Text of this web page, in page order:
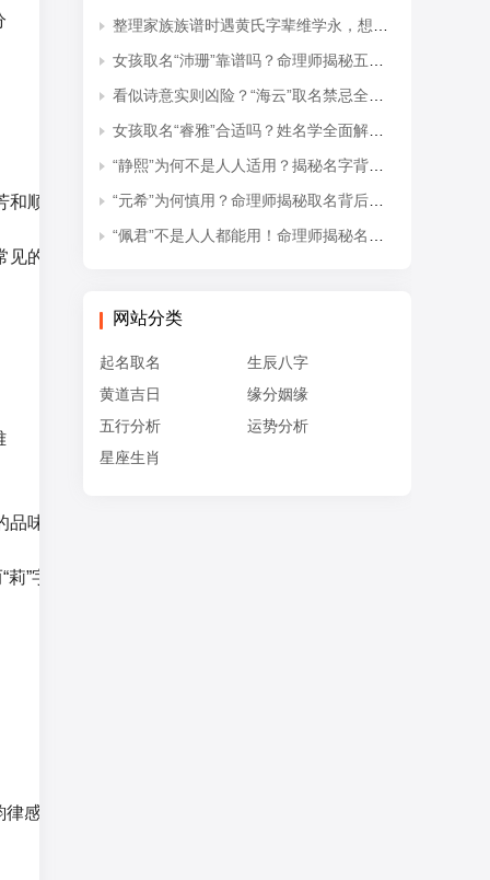
顺利。因此，莉字用作名字时，寓指女孩如茉莉花般美丽动
的优选字。
味和独特的魅力。
”字则赋予了名字更多的女性化和美丽寓意，与女孩的形象
感，非常适合作为女孩的名字。
整理家族族谱时遇黄氏字辈维学永，想知道后续接续的是什么字辈？
女孩取名“沛珊”靠谱吗？命理师揭秘五行隐患与适配命格
看似诗意实则凶险？“海云”取名禁忌全解析
女孩取名“睿雅”合适吗？姓名学全面解读吉凶与禁忌
“静熙”为何不是人人适用？揭秘名字背后的五行失衡与命理隐患
“元希”为何慎用？命理师揭秘取名背后的五行忌讳
“佩君”不是人人都能用！命理师揭秘名字背后的五行杀局与取名禁忌
网站分类
起名取名
生辰八字
黄道吉日
缘分姻缘
五行分析
运势分析
星座生肖